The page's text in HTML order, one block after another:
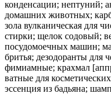
домашних животных;
зола вулканическая для
стирки; щелок содовый;
посудомоечных машин;
бритья; дезодоранты для
фимиамные; крахмал
ватные для
эссенция из бадьяна;